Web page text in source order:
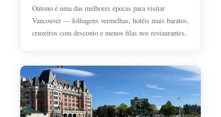
Outono é uma das melhores épocas para visitar
Vancouver — folhagens vermelhas, hotéis mais baratos,
cruzeiros com desconto e menos filas nos restaurantes.